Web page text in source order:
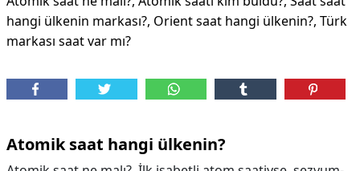
hangi ülkenin markası?, Orient saat hangi ülkenin?, Türk
markası saat var mı?
Atomik saat hangi ülkenin?